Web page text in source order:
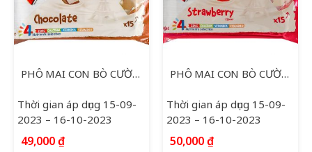
PHÔ MAI CON BÒ CƯỜI BEL NGỌT SOCOLA 78G
Thời gian áp dụng 15-09-
2023 – 16-10-2023
49,000₫
PHÔ MAI CON BÒ CƯỜI BEL NGỌT DÂU 78G
Thời gian áp dụng 15-09-
2023 – 16-10-2023
50,000₫